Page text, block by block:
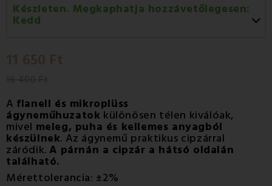
Készleten. Megkaphatja hozzávetőlegesen:
Kedd
Szerda 12.08
11 650 Ft
A flanell és mikroplüss
ágyneműhuzatok különösen télen kiválóak,
mivel meleg, puha és kellemes anyagból
készülnek. Az ágynemű praktikus cipzárral
záródik. A párnán a cipzár a hátsó oldalán
található.
Mérettolerancia: ±2%